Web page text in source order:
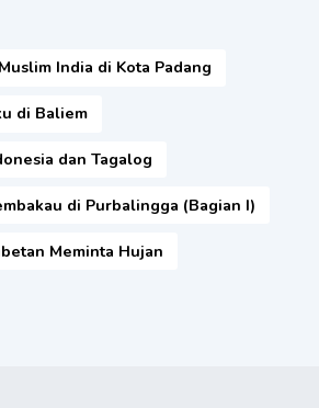
India di Kota Padang
di Baliem
dan Tagalog
di Purbalingga (Bagian I)
Meminta Hujan